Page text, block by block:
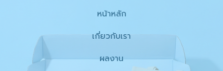
หน้าหลัก
เกี่ยวกับเรา
ผลงาน